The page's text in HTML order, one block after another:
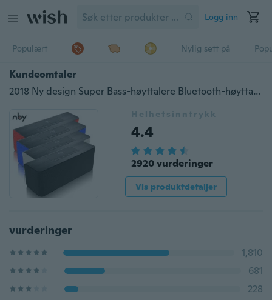
Logg inn
Populært Nylig sett på
Kundeomtaler
2018 Ny design Super Bass-høyttalere Bluetooth-høyttaler med FM-radiostøtte Håndfri samtale
Helhetsinntrykk
4.4
2920 vurderinger
Vis produktdetaljer
vurderinger
1,810
681
228